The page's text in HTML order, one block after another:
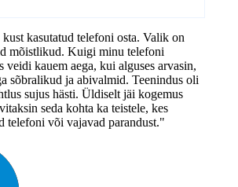
kasutatud telefoni osta. Valik on
mõistlikud. Kuigi minu telefoni
veidi kauem aega, kui alguses arvasin,
sõbralikud ja abivalmid. Teenindus oli
sujus hästi. Üldiselt jäi kogemus
seda kohta ka teistele, kes
telefoni või vajavad parandust."